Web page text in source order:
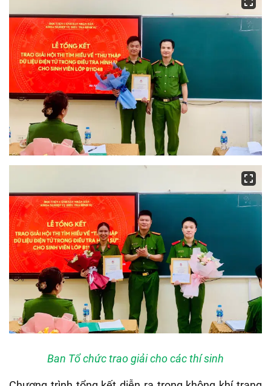
Ban Tổ chức trao giải cho các thí sinh